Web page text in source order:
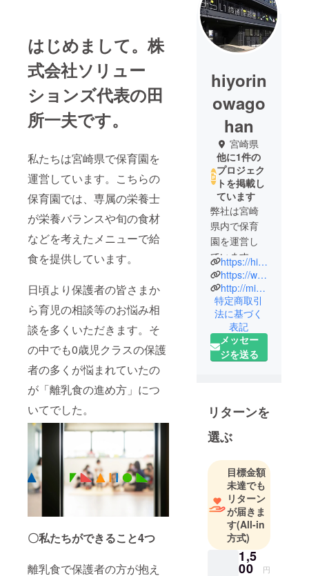
はじめまして。株
式会社ソリュー
ションズ代表の田
所一夫です。
私たちは宮崎県で保育園を
運営しています。こちらの
保育園では、専属の栄養⼠
が栄養バランスや旬の⾷材
などを考えたメニューで給
⾷を提供しています。
日頃より保護者の皆さまか
ら育児の相談等のお悩み相
談を多くいただきます。そ
の中でも0歳児クラスの保護
者の多くが悩まれていたの
が「離乳食の進め⽅」につ
いてでした。
〇私たちができること4つ
離乳⾷で保護者の⽅が抱え
hiyorin
owago
han
宮崎県
他に1件の
プロジェク
トを掲載し
ています
弊社は宮崎
県内で保育
園を運営し
ています。
保護者の
方々から寄
せられる離
乳食の相談
を受け、毎
月月齢にあ
わせた離乳
ビスを開発
しました。
ほとんどの
「離乳食」
の経験が多
くありませ
ん。わたし
たちのサー
ビスは、離
乳食を提供
https://hiyorinowagohan.com/
https://www.instagram.com/hiyorinowagohan/
http://mirai-nursery.com/
特定商取引
法に基づく
表記
メッセー
ジを送る
リターンを
選ぶ
目標金額
未達でも
リターン
が届きま
す(All-in
方式)
1,5
00 円